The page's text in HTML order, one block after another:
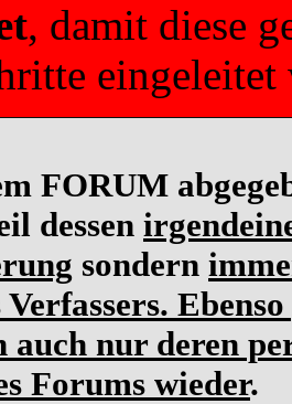
, damit diese
FORUM
dessen
sondern
auch nur deren
Forums wieder.